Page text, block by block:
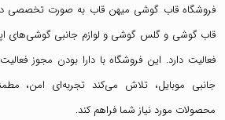
فروشگاه قاب گوشی میهن قاب به صورت تخصصی
قاب گوشی وگلس گوشی و لوازم جانبی گوشی‌های
فعالیت دارد. این فروشگاه با دارا بودن مجوز
جانبی موبایل، تلاش می‌کند تجربه‌ای امن،
محصولات مورد نیاز شما فراهم کند.